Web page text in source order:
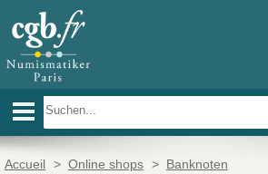
Accueil > Online shops > Banknoten